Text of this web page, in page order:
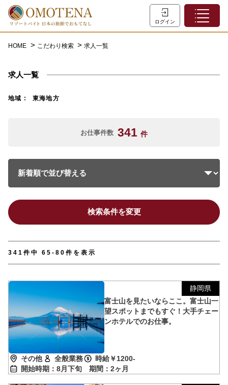
ログイン
ホーム
主な職種
初めての方へ
LINEでログイン
0120-932-959
HOME こだわり検索 求人一覧
求人一覧
地域 東海地方
お仕事件数 341 件
検索条件を変更
341件中 65-80件を表示
静岡県
富士山を見たいならここ。富士山一
望スポットまでもすぐ！大手チェー
ンホテルでのお仕事。
その他 全般業務
時給￥1200-
開始時期：8月下旬 期間：2ヶ月